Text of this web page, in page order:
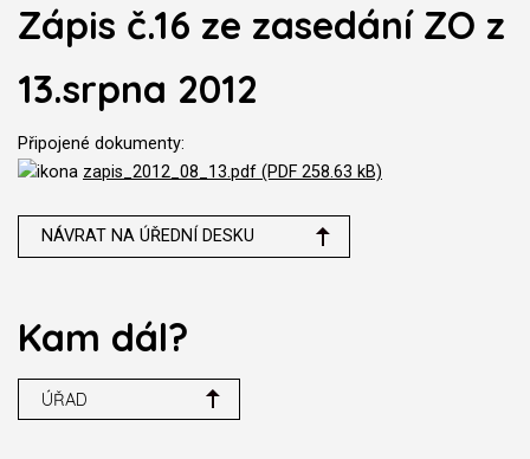
Zápis č.16 ze zasedání ZO z
13.srpna 2012
Připojené dokumenty:
zapis_2012_08_13.pdf (PDF 258.63 kB)
NÁVRAT NA ÚŘEDNÍ DESKU
Kam dál?
ÚŘAD